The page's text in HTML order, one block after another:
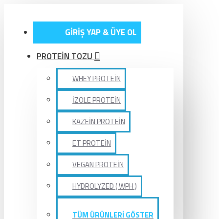
GİRİŞ YAP & ÜYE OL
PROTEİN TOZU
WHEY PROTEİN
İZOLE PROTEİN
KAZEİN PROTEİN
ET PROTEİN
VEGAN PROTEİN
HYDROLYZED ( WPH )
TÜM ÜRÜNLERİ GÖSTER